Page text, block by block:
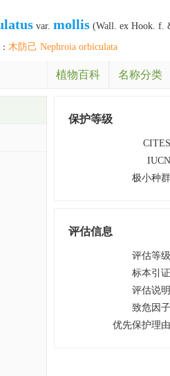
var. mollis (Wall. ex Hook. f.
木防己 Nephroia orbiculata
植物百科 名称分类
保护等级
极小种
评估信息
评估等
标本引
评估说
致危因
优先保护理